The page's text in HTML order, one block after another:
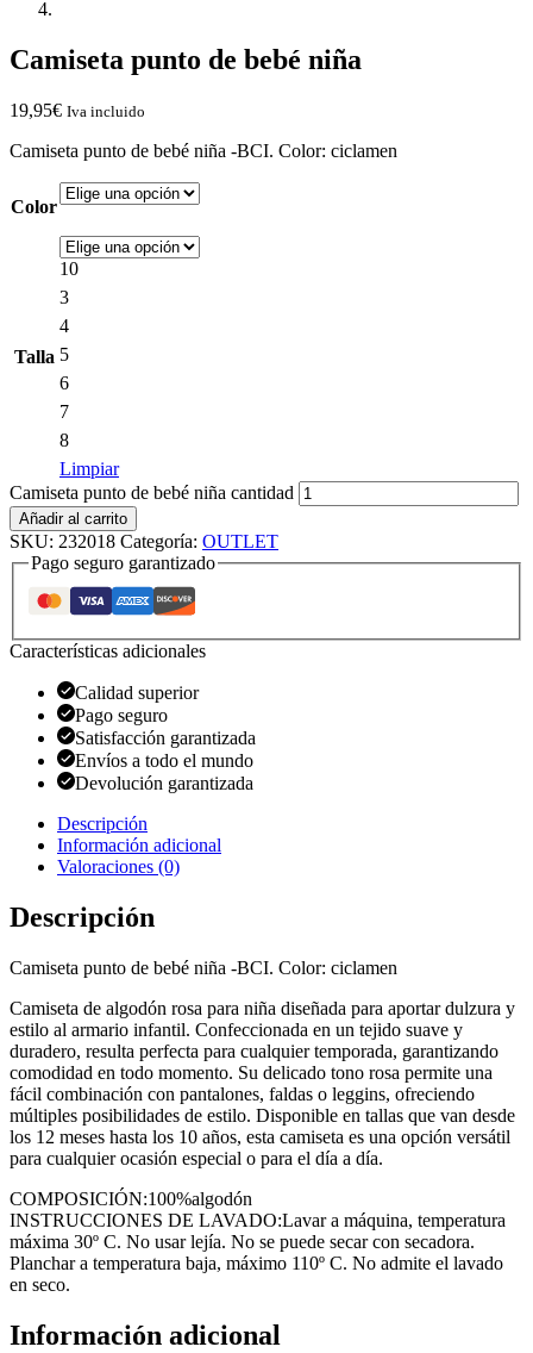
Camiseta punto de bebé niña
19,95€ Iva incluido
Camiseta punto de bebé niña -BCI. Color: ciclamen
Color
Talla
10
3
4
5
6
7
8
Limpiar
Camiseta punto de bebé niña cantidad
Añadir al carrito
SKU: 232018 Categoría: OUTLET
Pago seguro garantizado
Características adicionales
Calidad superior
Pago seguro
Satisfacción garantizada
Envíos a todo el mundo
Devolución garantizada
Descripción
Información adicional
Valoraciones (0)
Descripción
Camiseta punto de bebé niña -BCI. Color: ciclamen
Camiseta de algodón rosa para niña diseñada para aportar dulzura y
estilo al armario infantil. Confeccionada en un tejido suave y
duradero, resulta perfecta para cualquier temporada, garantizando
comodidad en todo momento. Su delicado tono rosa permite una
fácil combinación con pantalones, faldas o leggins, ofreciendo
múltiples posibilidades de estilo. Disponible en tallas que van desde
los 12 meses hasta los 10 años, esta camiseta es una opción versátil
para cualquier ocasión especial o para el día a día.
COMPOSICIÓN:100%algodón
INSTRUCCIONES DE LAVADO:Lavar a máquina, temperatura
máxima 30º C. No usar lejía. No se puede secar con secadora.
Planchar a temperatura baja, máximo 110º C. No admite el lavado
en seco.
Información adicional